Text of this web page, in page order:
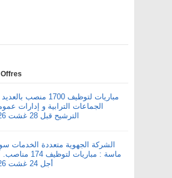
مباريات لتوظيف 1700 منصب
الجماعات الترابية و إدارات
الترشيح قبل 28 غشت 2026
الشركة الجهوية متعددة الخدمات
ماسة : مباريات لتوظيف 174
أجل 24 غشت 2026